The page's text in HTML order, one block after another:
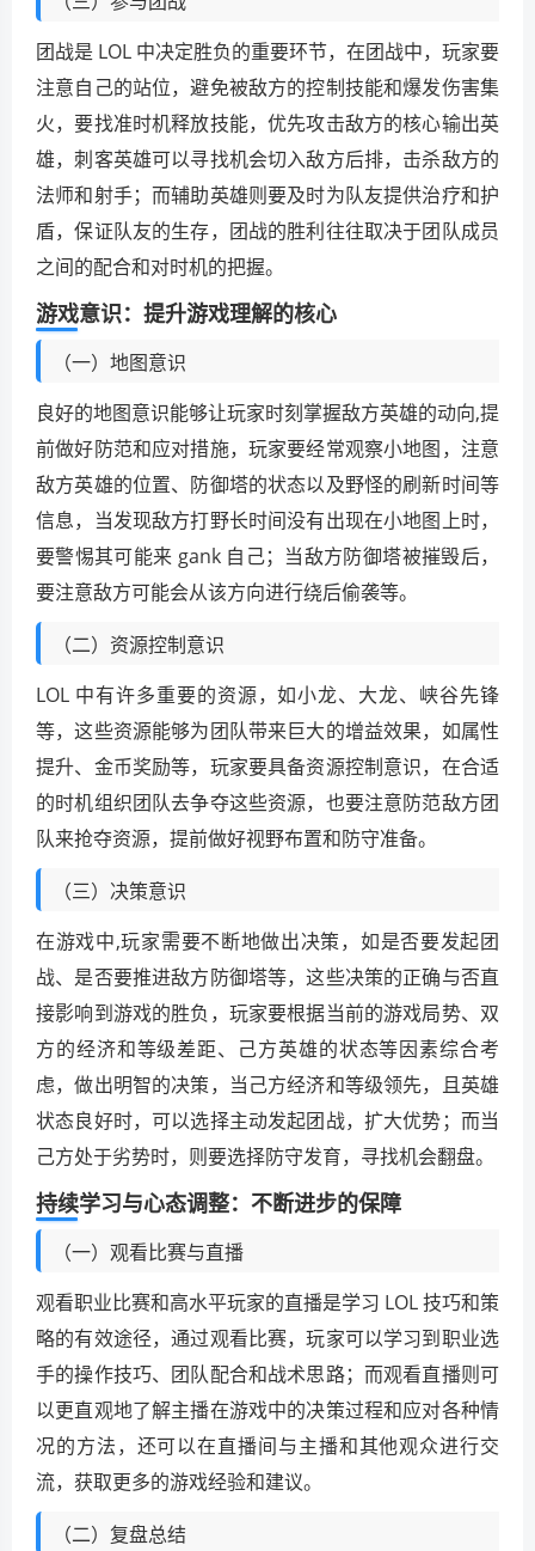
团战是 LOL 中决定胜负的重要环节，在团战中，玩家要
注意自己的站位，避免被敌方的控制技能和爆发伤害集
火，要找准时机释放技能，优先攻击敌方的核心输出英
雄，刺客英雄可以寻找机会切入敌方后排，击杀敌方的
法师和射手；而辅助英雄则要及时为队友提供治疗和护
盾，保证队友的生存，团战的胜利往往取决于团队成员
之间的配合和对时机的把握。
游戏意识：提升游戏理解的核心
（一）地图意识
良好的地图意识能够让玩家时刻掌握敌方英雄的动向,提
前做好防范和应对措施，玩家要经常观察小地图，注意
敌方英雄的位置、防御塔的状态以及野怪的刷新时间等
信息，当发现敌方打野长时间没有出现在小地图上时，
要警惕其可能来 gank 自己；当敌方防御塔被摧毁后，
要注意敌方可能会从该方向进行绕后偷袭等。
（二）资源控制意识
LOL 中有许多重要的资源，如小龙、大龙、峡谷先锋
等，这些资源能够为团队带来巨大的增益效果，如属性
提升、金币奖励等，玩家要具备资源控制意识，在合适
的时机组织团队去争夺这些资源，也要注意防范敌方团
队来抢夺资源，提前做好视野布置和防守准备。
（三）决策意识
在游戏中,玩家需要不断地做出决策，如是否要发起团
战、是否要推进敌方防御塔等，这些决策的正确与否直
接影响到游戏的胜负，玩家要根据当前的游戏局势、双
方的经济和等级差距、己方英雄的状态等因素综合考
虑，做出明智的决策，当己方经济和等级领先，且英雄
状态良好时，可以选择主动发起团战，扩大优势；而当
己方处于劣势时，则要选择防守发育，寻找机会翻盘。
持续学习与心态调整：不断进步的保障
（一）观看比赛与直播
观看职业比赛和高水平玩家的直播是学习 LOL 技巧和策
略的有效途径，通过观看比赛，玩家可以学习到职业选
手的操作技巧、团队配合和战术思路；而观看直播则可
以更直观地了解主播在游戏中的决策过程和应对各种情
况的方法，还可以在直播间与主播和其他观众进行交
流，获取更多的游戏经验和建议。
（二）复盘总结